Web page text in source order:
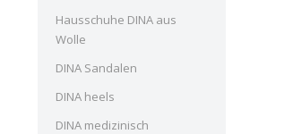
Hausschuhe DINA aus
Wolle
DINA Sandalen
DINA heels
DINA medizinisch